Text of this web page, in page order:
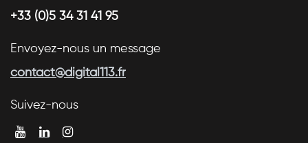
+33 (0)5 34 31 41 95
Envoyez-nous un message
contact@digital113.fr
Suivez-nous